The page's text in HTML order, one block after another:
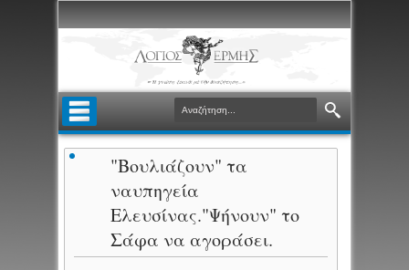
"Βουλιάζουν" τα
ναυπηγεία
Ελευσίνας."Ψήνουν" το
Σάφα να αγοράσει.